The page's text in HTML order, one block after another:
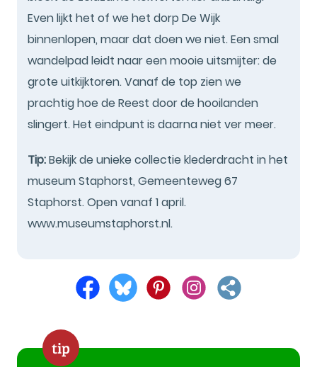
Even lijkt het of we het dorp De Wijk
binnenlopen, maar dat doen we niet. Een smal
wandelpad leidt naar een mooie uitsmijter: de
grote uitkijktoren. Vanaf de top zien we
prachtig hoe de Reest door de hooilanden
slingert. Het eindpunt is daarna niet ver meer.
Tip:Bekijk de unieke collectie klederdracht in het
museum Staphorst, Gemeenteweg 67
Staphorst. Open vanaf 1 april.
www.museumstaphorst.nl.
tip